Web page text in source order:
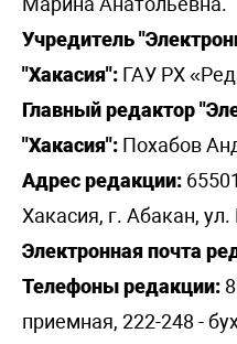
Учредитель
"Хакасия": ГАУ РХ
Главный редактор
"Хакасия": Похабов
Адрес редакции:
Хакасия, г. Абакан,
Электронная почта
Телефоны редакции:
приемная, 222-248 -